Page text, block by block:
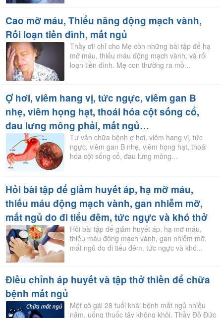
Cao mỡ máu, Thiểu năng động mạch vành,
Rối loạn tiền đình, mất ngủ
Thầy ơi! chỉ cho Mẹ còn những bài tập để hạ
mỡ máu, thiếu máu động mạch vành, và rối
loạn tiền đình. Mẹ con thường ra mồ...
Ợ hơi, viêm hang vị, tức ngực, viêm gan B
nhẹ, viêm họng hạt, thoái hóa cột sống cổ,
đau lưng mông phải, mất ngủ…
Tư vấn chữa bệnh ợ hơi, viêm hang vị, tức
ngực, viêm gan B nhẹ, viêm họng hạt, thoái
hóa cột sống cổ, đau lưng mông...
Hỏi bài tập để giảm huyết áp, hạ mỡ máu,
thiếu máu động mạch vành, gan nhiễm mỡ,
mất ngủ do đi tiểu đêm, tức ngực và khó thở
Hỏi bài tập để giảm huyết áp, hạ mỡ máu,
thiếu máu động mạch vành, gan nhiễm mỡ,
mất ngủ do đi tiểu đêm, tức ngực và khó...
Điều chỉnh áp huyết và tập thở thiền để chữa
bệnh mất ngủ
Một cô gái 28 tuổi khái bệnh mất ngủ nhiều
năm, uống thuốc tây không khỏi. Thầy Đỗ Đức